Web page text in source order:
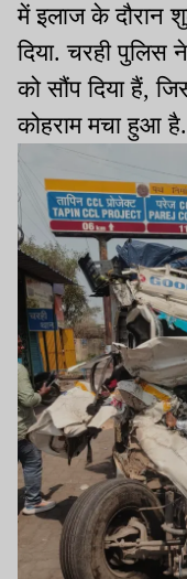
में इलाज के दौरान
दिया. चरही पुलिस
को सौंप दिया हैं,
कोहराम मचा हुआ है.